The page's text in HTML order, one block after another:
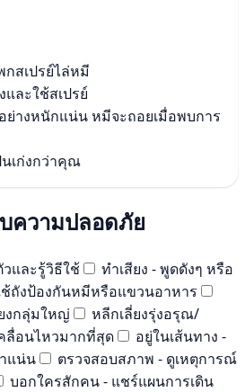
กสเปรย์ไล่หมี
ละใช้สเปรย์
างหนักแน่น หมีจะถอยเมื่อพบการ
เก่งกว่าคุณ
ความปลอดภัย
และรู้วิธีใช้
ทำเสียง - พูดดังๆ หรือ
ช้ถังป้องกันหมีหรือแขวนอาหาร
งกลุ่มใหญ่
หลีกเลี่ยงรุ่งอรุณ/
ลื่อนไหวมากที่สุด
อยู่ในเส้นทาง -
แน่น
ตรวจสอบสภาพ - ดูเหตุการณ์
บอกใครสักคน - แชร์แผนการเดิน